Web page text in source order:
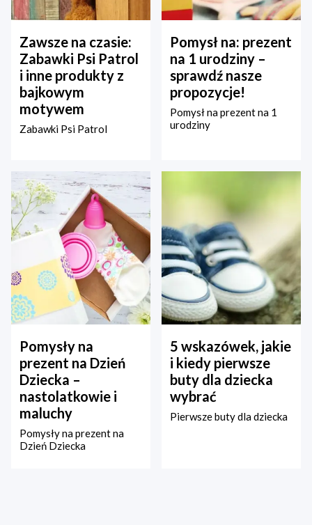
Zawsze na czasie:
Zabawki Psi Patrol
i inne produkty z
bajkowym
motywem
Zabawki Psi Patrol
Pomysł na: prezent
na 1 urodziny –
sprawdź nasze
propozycje!
Pomysł na prezent na 1
urodziny
Pomysły na
prezent na Dzień
Dziecka –
nastolatkowie i
maluchy
Pomysły na prezent na
Dzień Dziecka
5 wskazówek, jakie
i kiedy pierwsze
buty dla dziecka
wybrać
Pierwsze buty dla dziecka